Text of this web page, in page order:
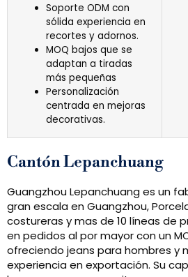
Soporte ODM con
sólida experiencia en
recortes y adornos.
MOQ bajos que se
adaptan a tiradas
más pequeñas
Personalización
centrada en mejoras
decorativas.
Cantón Lepanchuang
Guangzhou Lepanchuang es un
gran escala en Guangzhou,
costureras y mas de 10 líneas de
en pedidos al por mayor con un
ofreciendo jeans para hombres y
experiencia en exportación. Su